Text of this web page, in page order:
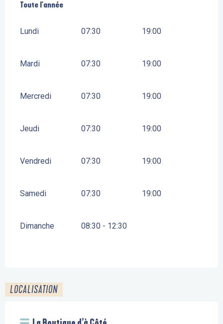
Toute l'année
Toute l'année
Lundi 07:30 19:00
Mardi 07:30 19:00
Mercredi 07:30 19:00
Jeudi 07:30 19:00
Vendredi 07:30 19:00
Samedi 07:30 19:00
Dimanche 08:30 - 12:30
LOCALISATION